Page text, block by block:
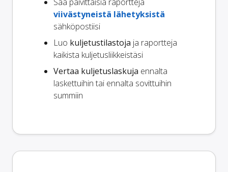
viivästyneistä lähetyksistä
sähköpostiisi
Luo kuljetustilastoja ja raportteja
kaikista kuljetusliikkeistäsi
Vertaa kuljetuslaskuja ennalta
laskettuihin tai ennalta sovittuihin
summiin